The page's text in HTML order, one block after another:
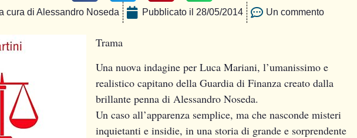
cura di Alessandro Noseda Pubblicato il 28/05/2014 Un commento
Trama
Una nuova indagine per Luca Mariani, l’umanissimo e
realistico capitano della Guardia di Finanza creato dalla
brillante penna di Alessandro Noseda.
Un caso all’apparenza semplice, ma che nasconde misteri
inquietanti e insidie, in una storia di grande e sorprendente